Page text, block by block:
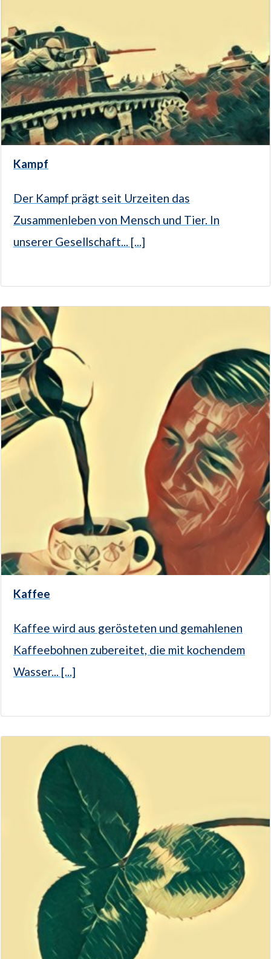
Kampf
Der Kampf prägt seit Urzeiten das
Zusammenleben von Mensch und Tier. In
unserer Gesellschaft... [...]
Kaffee
Kaffee wird aus gerösteten und gemahlenen
Kaffeebohnen zubereitet, die mit kochendem
Wasser... [...]